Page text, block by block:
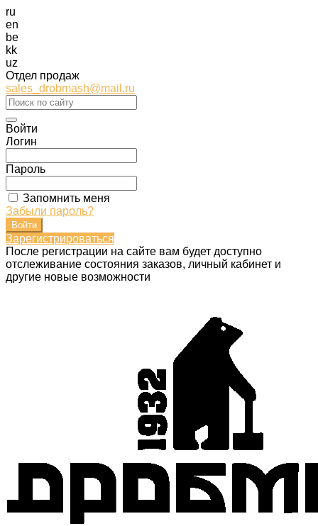
ru
en
be
kk
uz
Отдел продаж
sales_drobmash@mail.ru
Войти
Логин
Пароль
Запомнить меня
Забыли пароль?
Зарегистрироваться
После регистрации на сайте вам будет доступно
отслеживание состояния заказов, личный кабинет и
другие новые возможности